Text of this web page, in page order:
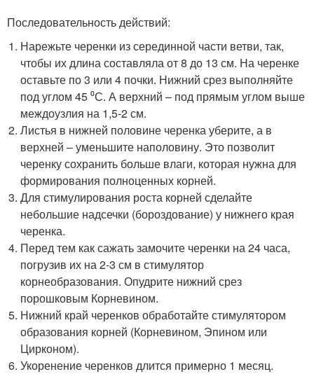
Последовательность действий:
Нарежьте черенки из серединной части ветви, так,
чтобы их длина составляла от 8 до 13 см. На черенке
оставьте по 3 или 4 почки. Нижний срез выполняйте
под углом 45 ⁰С. А верхний – под прямым углом выше
междоузлия на 1,5-2 см.
Листья в нижней половине черенка уберите, а в
верхней – уменьшите наполовину. Это позволит
черенку сохранить больше влаги, которая нужна для
формирования полноценных корней.
Для стимулирования роста корней сделайте
небольшие надсечки (бороздование) у нижнего края
черенка.
Перед тем как сажать замочите черенки на 24 часа,
погрузив их на 2-3 см в стимулятор
корнеобразования. Опудрите нижний срез
порошковым Корневином.
Нижний край черенков обработайте стимулятором
образования корней (Корневином, Эпином или
Цирконом).
Укоренение черенков длится примерно 1 месяц.